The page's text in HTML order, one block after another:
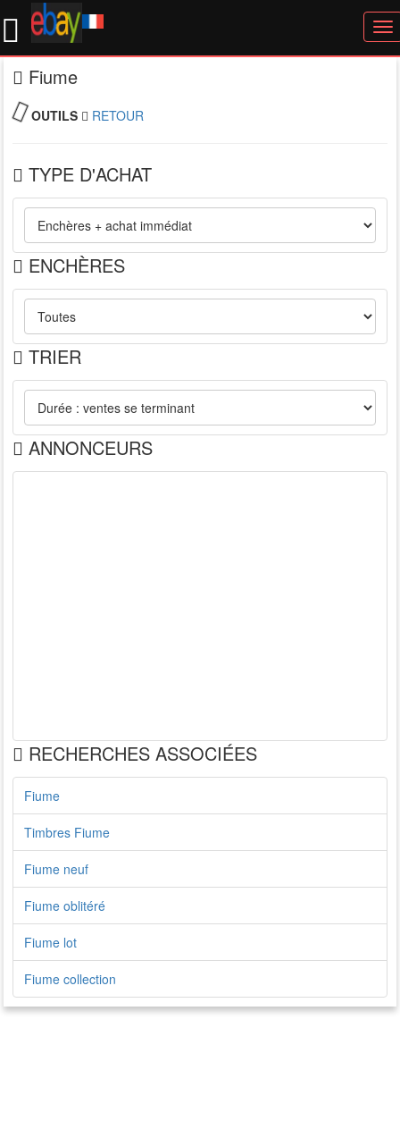
Fiume
OUTILS RETOUR
TYPE D'ACHAT
ENCHÈRES
TRIER
ANNONCEURS
RECHERCHES ASSOCIÉES
Fiume
Timbres Fiume
Fiume neuf
Fiume oblitéré
Fiume lot
Fiume collection